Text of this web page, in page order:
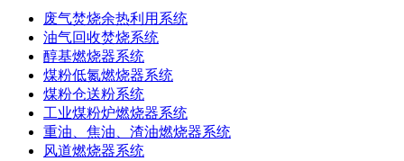
废气焚烧余热利用系统
油气回收焚烧系统
醇基燃烧器系统
煤粉低氮燃烧器系统
煤粉仓送粉系统
工业煤粉炉燃烧器系统
重油、焦油、渣油燃烧器系统
风道燃烧器系统